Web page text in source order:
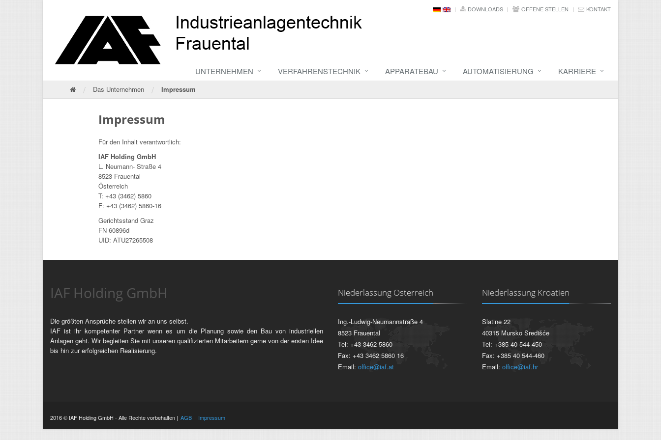
DOWNLOADS OFFENE STELLEN KONTAKT
UNTERNEHMEN VERFAHRENSTECHNIK APPARATEBAU AUTOMATISIERUNG KARRIERE
/ Das Unternehmen / Impressum
Impressum
Für den Inhalt verantwortlich:
IAF Holding GmbH
L. Neumann- Straße 4
8523 Frauental
Österreich
T: +43 (3462) 5860
F: +43 (3462) 5860-16
Gerichtsstand Graz
FN 60896d
UID: ATU27265508
IAF Holding GmbH
Die größten Ansprüche stellen wir an uns selbst.
IAF ist ihr kompetenter Partner wenn es um die Planung sowie den Bau von industriellen
Anlagen geht. Wir begleiten Sie mit unseren qualifizierten Mitarbeitern gerne von der ersten Idee
bis hin zur erfolgreichen Realisierung.
Niederlassung Österreich
Ing.-Ludwig-Neumannstraße 4
8523 Frauental
Tel: +43 3462 5860
Fax: +43 3462 5860 16
Email: office@iaf.at
Niederlassung Kroatien
Slatine 22
40315 Mursko Središće
Tel: +385 40 544-450
Fax: +385 40 544-460
Email: office@iaf.hr
2016 © IAF Holding GmbH - Alle Rechte vorbehalten | AGB | Impressum